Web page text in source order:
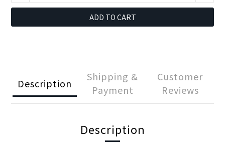
ADD TO CART
Description
Shipping &
Payment
Customer
Reviews
Description